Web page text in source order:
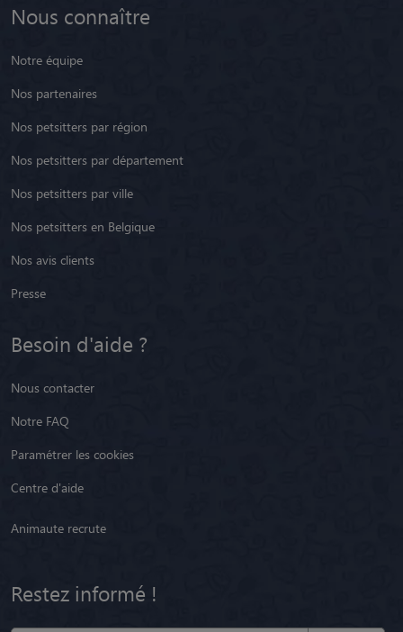
Nous connaître
Notre équipe
Nos partenaires
Nos petsitters par région
Nos petsitters par département
Nos petsitters par ville
Nos petsitters en Belgique
Nos avis clients
Presse
Besoin d'aide ?
Nous contacter
Notre FAQ
Paramétrer les cookies
Centre d'aide
Animaute recrute
Restez informé !